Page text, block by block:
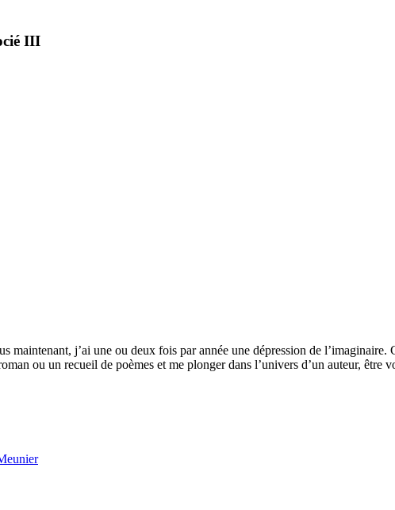
III
maintenant, j’ai une ou deux fois par année une dépression de
ou un recueil de poèmes et me plonger dans l’univers d’un auteur,